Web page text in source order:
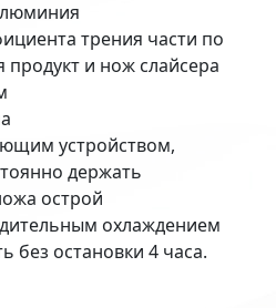
трения части по
продукт и нож слайсера
устройством,
держать
острой
охлаждением
без остановки 4 часа.